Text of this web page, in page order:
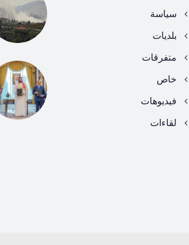
سياسة
بلديات
متفرقات
خاص
فيديوهات
لقاءات